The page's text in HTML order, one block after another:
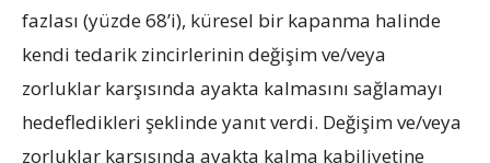
fazlası (yüzde 68’i), küresel bir kapanma halinde
kendi tedarik zincirlerinin değişim ve/veya
zorluklar karşısında ayakta kalmasını sağlamayı
hedefledikleri şeklinde yanıt verdi. Değişim ve/veya
zorluklar karşısında ayakta kalma kabiliyetine